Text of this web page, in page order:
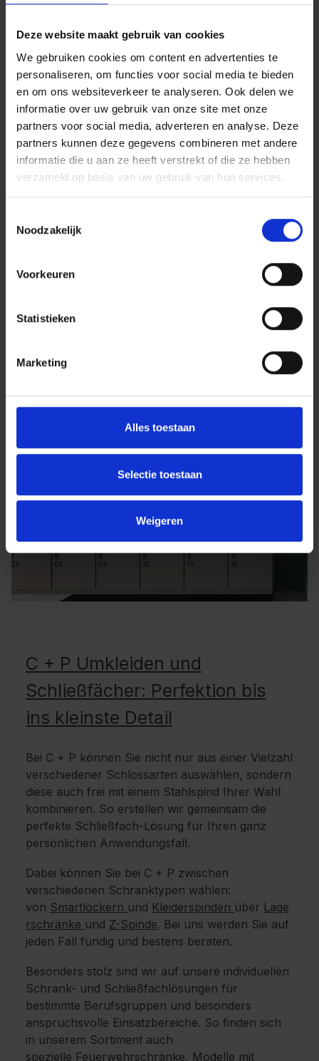
Deze website maakt gebruik van cookies
We gebruiken cookies om content en advertenties te
personaliseren, om functies voor social media te bieden
en om ons websiteverkeer te analyseren. Ook delen we
informatie over uw gebruik van onze site met onze
partners voor social media, adverteren en analyse. Deze
partners kunnen deze gegevens combineren met andere
informatie die u aan ze heeft verstrekt of die ze hebben
verzameld op basis van uw gebruik van hun services.
Noodzakelijk
Voorkeuren
Statistieken
Marketing
Alles toestaan
Selectie toestaan
Weigeren
C + P Umkleiden und
Schließfächer: Perfektion bis
ins kleinste Detail
Bei C + P können Sie nicht nur aus einer Vielzahl
verschiedener Schlossarten auswählen, sondern
diese auch frei mit einem Stahlspind Ihrer Wahl
kombinieren. So erstellen wir gemeinsam die
perfekte Schließfach-Lösung für Ihren ganz
persönlichen Anwendungsfall.
Dabei können Sie bei C + P zwischen
verschiedenen Schranktypen wählen:
von Smartlockern und Kleiderspinden über Lage
rschränke und Z-Spinde. Bei uns werden Sie auf
jeden Fall fündig und bestens beraten.
Besonders stolz sind wir auf unsere individuellen
Schrank- und Schließfachlösungen für
bestimmte Berufsgruppen und besonders
anspruchsvolle Einsatzbereiche. So finden sich
in unserem Sortiment auch
spezielle Feuerwehrschränke, Modelle mit